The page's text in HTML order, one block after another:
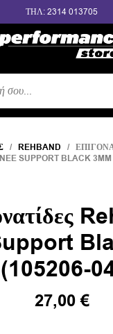
ΤΗΛ: 2314 013705
/ REHBAND /
SUPPORT BLACK 3MM
(105206-
27,00€